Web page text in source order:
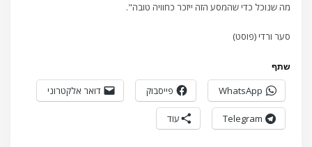
מה שנוכל כדי שהמסע הזה ייזכר כחוויה טובה".
סער ורדי (פוסט)
שתף
WhatsApp פייסבוק דואר אלקטרוני
Telegram עוד